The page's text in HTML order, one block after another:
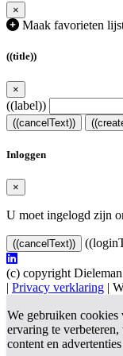
×
Maak favorieten
((title))
×
((label))
((cancelText))
Inloggen
×
U moet ingelogd zijn
((cancelText))
(c) copyright
| Privacy verklaring |
We gebruiken
ervaring te verbeteren,
content en